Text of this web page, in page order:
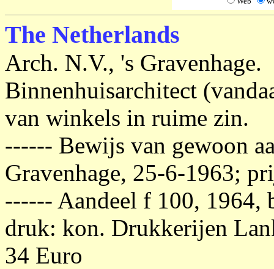
The Netherlands
Arch. N.V., 's Gravenhage.
Binnenhuisarchitect
van winkels in ruime zin.
------ Bewijs van gewoon
Gravenhage, 25-6-1963;
------ Aandeel f 100, 1964,
druk: kon. Drukkerijen
34 Euro